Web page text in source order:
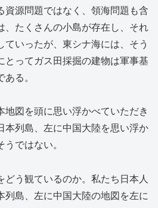
資源問題ではなく、領海問題も含
、たくさんの小島が存在し、それ
ていったが、東シナ海には、そう
とってガス田採掘の建物は軍事基
る。
地図を頭に思い浮かべていただき
本列島、左に中国大陸を思い浮か
ではない。
どう観ているのか。私たち日本人
列島、左に中国大陸の地図を左に